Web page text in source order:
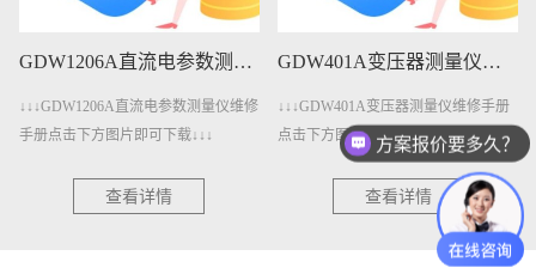
GDW1206A直流电参数测量仪维修手册下载
↓↓↓GDW1206A直流电参数测量仪维修
手册点击下方图片即可下载↓↓↓
查看详情
GDW401A变压器测量仪维修手册下载
↓↓↓GDW401A变压器测量仪维修手册
点击下方图片即可下载↓↓↓
查看详情
方案报价要多久？